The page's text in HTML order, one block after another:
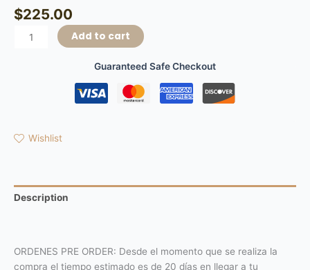
$225.00
Add to cart
Guaranteed Safe Checkout
Wishlist
Description
ORDENES PRE ORDER: Desde el momento que se realiza la
compra el tiempo estimado es de 20 días en llegar a tu